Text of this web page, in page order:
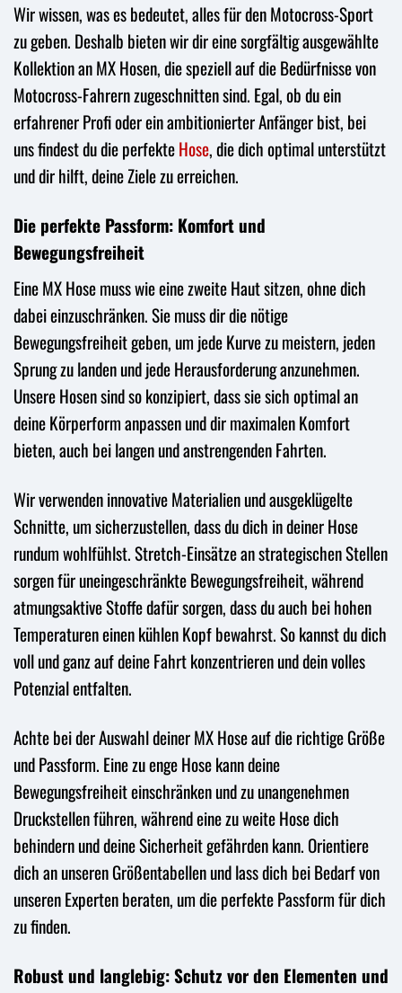
Wir wissen, was es bedeutet, alles für den Motocross-Sport
zu geben. Deshalb bieten wir dir eine sorgfältig ausgewählte
Kollektion an MX Hosen, die speziell auf die Bedürfnisse von
Motocross-Fahrern zugeschnitten sind. Egal, ob du ein
erfahrener Profi oder ein ambitionierter Anfänger bist, bei
uns findest du die perfekteHose, die dich optimal unterstützt
und dir hilft, deine Ziele zu erreichen.
Die perfekte Passform: Komfort und
Bewegungsfreiheit
Eine MX Hose muss wie eine zweite Haut sitzen, ohne dich
dabei einzuschränken. Sie muss dir die nötige
Bewegungsfreiheit geben, um jede Kurve zu meistern, jeden
Sprung zu landen und jede Herausforderung anzunehmen.
Unsere Hosen sind so konzipiert, dass sie sich optimal an
deine Körperform anpassen und dir maximalen Komfort
bieten, auch bei langen und anstrengenden Fahrten.
Wir verwenden innovative Materialien und ausgeklügelte
Schnitte, um sicherzustellen, dass du dich in deiner Hose
rundum wohlfühlst. Stretch-Einsätze an strategischen Stellen
sorgen für uneingeschränkte Bewegungsfreiheit, während
atmungsaktive Stoffe dafür sorgen, dass du auch bei hohen
Temperaturen einen kühlen Kopf bewahrst. So kannst du dich
voll und ganz auf deine Fahrt konzentrieren und dein volles
Potenzial entfalten.
Achte bei der Auswahl deiner MX Hose auf die richtige Größe
und Passform. Eine zu enge Hose kann deine
Bewegungsfreiheit einschränken und zu unangenehmen
Druckstellen führen, während eine zu weite Hose dich
behindern und deine Sicherheit gefährden kann. Orientiere
dich an unseren Größentabellen und lass dich bei Bedarf von
unseren Experten beraten, um die perfekte Passform für dich
zu finden.
Robust und langlebig: Schutz vor den Elementen und